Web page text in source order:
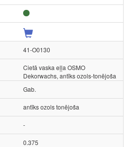
41-O0130
Cietā vaska eļļa OSMO
Dekorwachs, antīks ozols-tonējoša
Gab.
antīks ozols tonējoša
-
0.375